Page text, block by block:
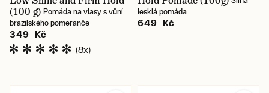
(100 g) Pomáda na vlasy s vůní
brazilského pomeranče
349 Kč
(8x)
lesklá pomáda
649 Kč